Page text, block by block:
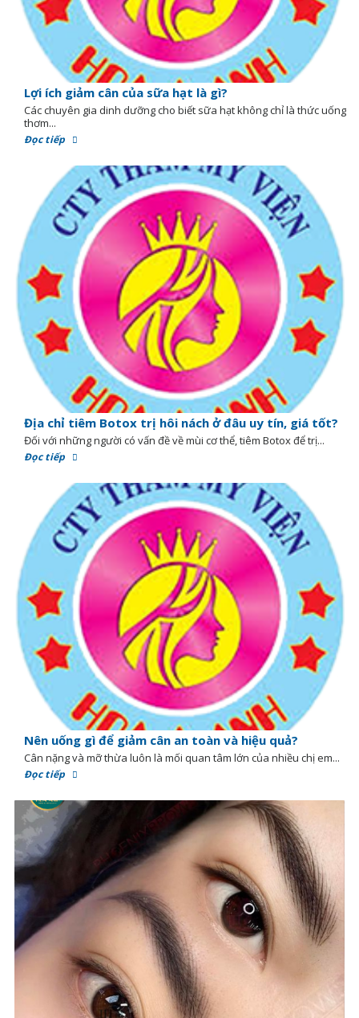
Lợi ích giảm cân của sữa hạt là gì?
Các chuyên gia dinh dưỡng cho biết sữa hạt không chỉ là thức uống
thơm...
Đọc tiếp
Địa chỉ tiêm Botox trị hôi nách ở đâu uy tín, giá tốt?
Đối với những người có vấn đề về mùi cơ thể, tiêm Botox để trị...
Đọc tiếp
Nên uống gì để giảm cân an toàn và hiệu quả?
Cân nặng và mỡ thừa luôn là mối quan tâm lớn của nhiều chị em...
Đọc tiếp